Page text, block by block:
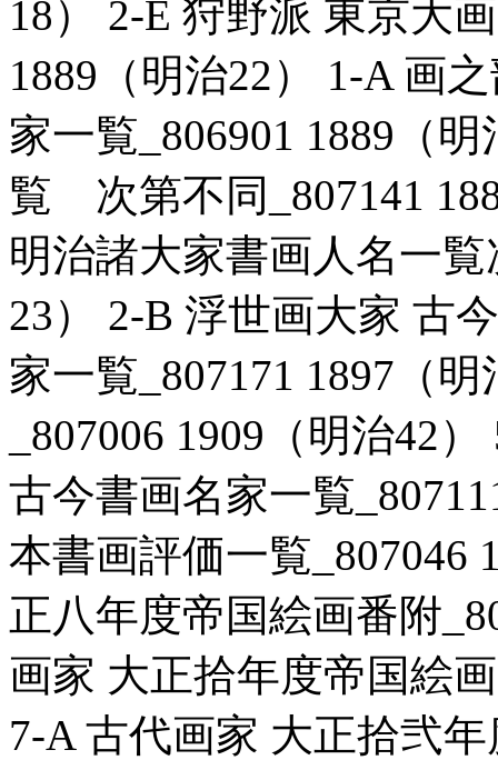
18） 2-E 狩野派 東京大
1889（明治22） 1-A 画
家一覧_806901 1889（
覧 次第不同_807141
明治諸大家書画人名一覧
23） 2-B 浮世画大家 古
家一覧_807171 1897（
_807006 1909（明治42
古今書画名家一覧
本書画評価一覧_807046
正八年度帝国絵画番附
画家 大正拾年度帝国絵
7-A 古代画家 大正拾弐